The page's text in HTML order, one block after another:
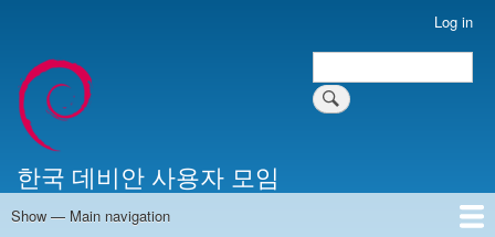
account
menu
Log in
Search
한국 데비안 사용자 모임
Main
Show — Main navigation